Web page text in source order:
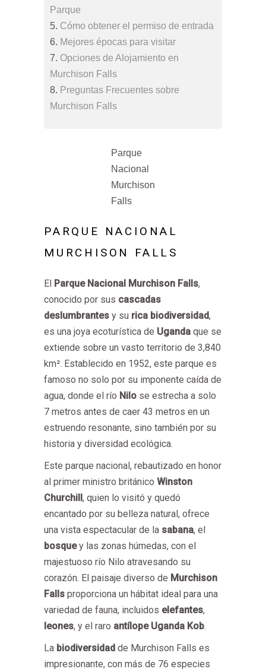
Parque
Cómo obtener el permiso de entrada
Mejores épocas para visitar
Opciones de Alojamiento en
Murchison Falls
Preguntas Frecuentes sobre
Murchison Falls
Parque
Nacional
Murchison
Falls
PARQUE NACIONAL
MURCHISON FALLS
El Parque Nacional Murchison Falls,
conocido por sus cascadas
deslumbrantes y su rica biodiversidad,
es una joya ecoturística de Uganda que se
extiende sobre un vasto territorio de 3,840
km². Establecido en 1952, este parque es
famoso no solo por su imponente caída de
agua, donde el río Nilo se estrecha a solo
7 metros antes de caer 43 metros en un
estruendo resonante, sino también por su
historia y diversidad ecológica.
Este parque nacional, rebautizado en honor
al primer ministro británico Winston
Churchill, quien lo visitó y quedó
encantado por su belleza natural, ofrece
una vista espectacular de la sabana, el
bosquey las zonas húmedas, con el
majestuoso río Nilo atravesando su
corazón. El paisaje diverso de Murchison
Falls proporciona un hábitat ideal para una
variedad de fauna, incluidos elefantes,
leones, y el raro antílope Uganda Kob.
La biodiversidad de Murchison Falls es
impresionante, con más de 76 especies